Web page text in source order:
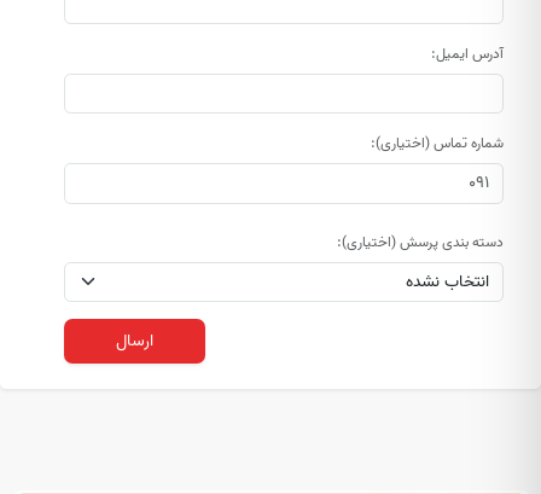
آدرس ایمیل:
شماره تماس (اختیاری):
دسته بندی پرسش (اختیاری):
ارسال